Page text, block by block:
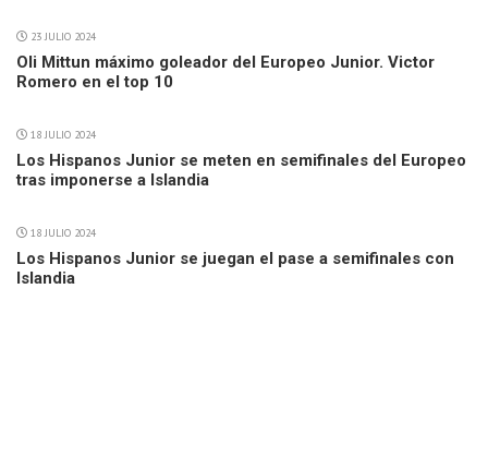
23 JULIO 2024
Oli Mittun máximo goleador del Europeo Junior. Victor
Romero en el top 10
18 JULIO 2024
Los Hispanos Junior se meten en semifinales del Europeo
tras imponerse a Islandia
18 JULIO 2024
Los Hispanos Junior se juegan el pase a semifinales con
Islandia